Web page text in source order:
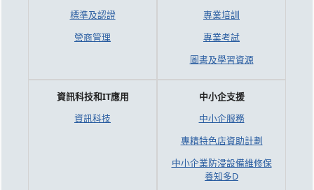
標準及認證
營商管理
專業培訓
專業考試
圖書及學習資源
資訊科技和IT應用
資訊科技
中小企支援
中小企服務
專精特色店資助計劃
中小企業防浸設備維修保
養知多D